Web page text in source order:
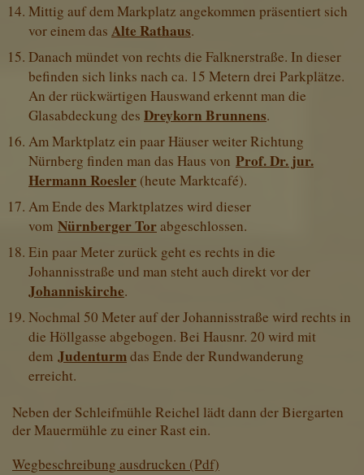
Mittig auf dem Markplatz angekommen präsentiert sich
vor einem das Alte Rathaus.
Danach mündet von rechts die Falknerstraße. In dieser
befinden sich links nach ca. 15 Metern drei Parkplätze.
An der rückwärtigen Hauswand erkennt man die
Glasabdeckung des Dreykorn Brunnens.
Am Marktplatz ein paar Häuser weiter Richtung
Nürnberg finden man das Haus von Prof. Dr. jur.
Hermann Roesler (heute Marktcafé).
Am Ende des Marktplatzes wird dieser
vom Nürnberger Torabgeschlossen.
Ein paar Meter zurück geht es rechts in die
Johannisstraße und man steht auch direkt vor der
Johanniskirche.
Nochmal 50 Meter auf der Johannisstraße wird rechts in
die Höllgasse abgebogen. Bei Hausnr. 20 wird mit
dem Judenturmdas Ende der Rundwanderung
erreicht.
Neben der Schleifmühle Reichel lädt dann der Biergarten
der Mauermühle zu einer Rast ein.
Wegbeschreibung ausdrucken (Pdf)